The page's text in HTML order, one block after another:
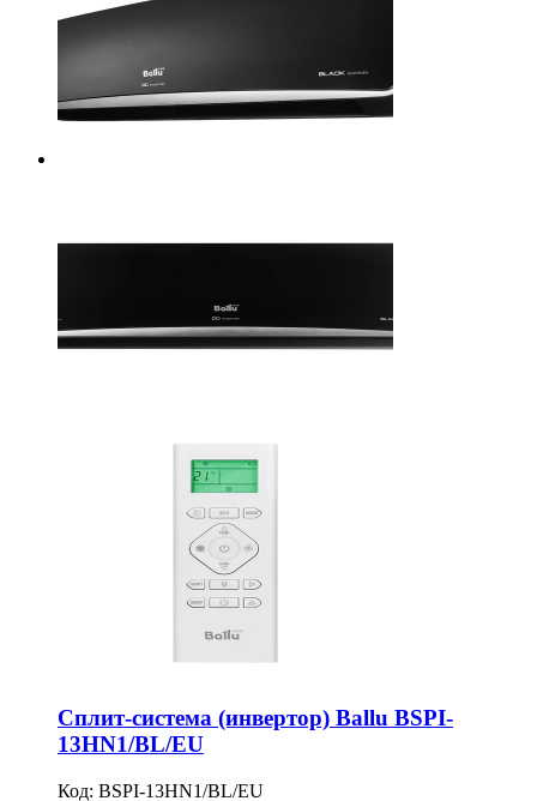
Сплит-система (инвертор) Ballu BSPI-
13HN1/BL/EU
Код: BSPI-13HN1/BL/EU